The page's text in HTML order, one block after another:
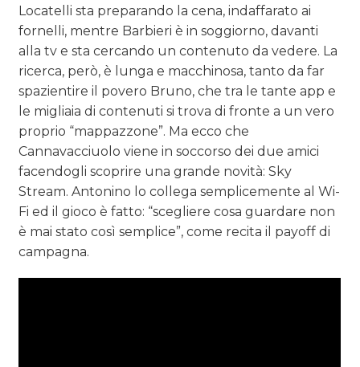
Locatelli sta preparando la cena, indaffarato ai
fornelli, mentre Barbieri è in soggiorno, davanti
alla tv e sta cercando un contenuto da vedere. La
ricerca, però, è lunga e macchinosa, tanto da far
spazientire il povero Bruno, che tra le tante app e
le migliaia di contenuti si trova di fronte a un vero
proprio “mappazzone”. Ma ecco che
Cannavacciuolo viene in soccorso dei due amici
facendogli scoprire una grande novità: Sky
Stream. Antonino lo collega semplicemente al Wi-
Fi ed il gioco è fatto: “scegliere cosa guardare non
è mai stato così semplice”, come recita il payoff di
campagna.